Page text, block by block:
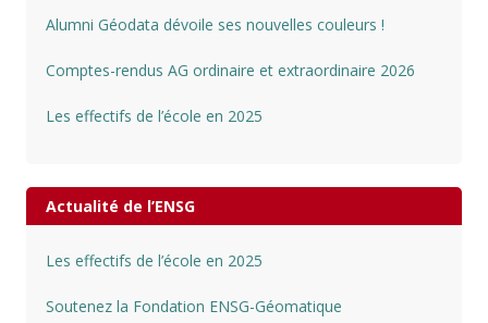
Alumni Géodata dévoile ses nouvelles couleurs !
Comptes-rendus AG ordinaire et extraordinaire 2026
Les effectifs de l’école en 2025
Actualité de l’ENSG
Les effectifs de l’école en 2025
Soutenez la Fondation ENSG-Géomatique